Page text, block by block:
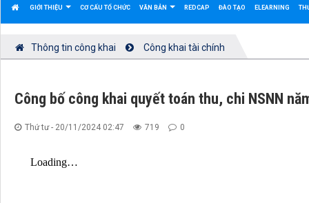
GIỚI THIỆU CƠ CẤU TỔ CHỨC VĂN BẢN REDCAP ĐÀO TẠO ELEARNING
Thông tin công khai Công khai tài chính
Công bố công khai quyết toán thu, chi NSNN
Thứ tư - 20/11/2024 02:47 719 0